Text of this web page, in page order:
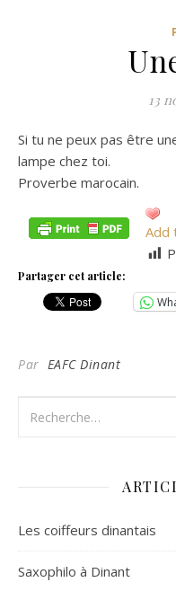
13
Si tu ne peux pas être
lampe chez toi.
Proverbe marocain.
Add
Partager cet article:
Par EAFC Dinant
Les coiffeurs dinantais
Saxophilo à Dinant